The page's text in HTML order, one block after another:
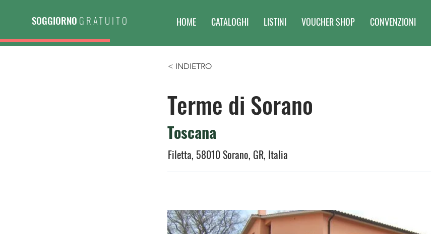
SOGGIORNO GRATUITO HOME CATALOGHI LISTINI VOUCHER SHOP CONVENZIONI
< INDIETRO
Terme di Sorano
Toscana
Filetta, 58010 Sorano, GR, Italia